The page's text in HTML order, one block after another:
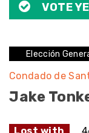
VOTE
Elección
Condado de
Jake
Lost with